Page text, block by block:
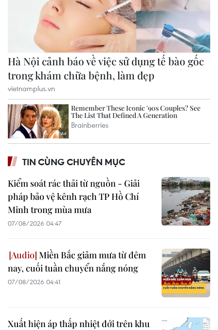
TIN CÙNG CHUYÊN MỤC
Kiểm soát rác thải từ nguồn - Giải
pháp bảo vệ kênh rạch TP Hồ Chí
Minh trong mùa mưa
07/08/2026 04:47
Miền Bắc giảm mưa từ đêm
nay, cuối tuần chuyển nắng nóng
07/08/2026 04:41
Xuất hiện áp thấp nhiệt đới trên khu